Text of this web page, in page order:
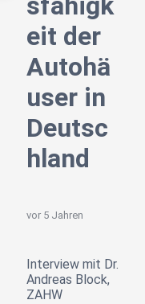
eit der
Autohä
user in
Deutsc
hland
vor 5 Jahren
Interview mit Dr.
Andreas Block,
ZAHW